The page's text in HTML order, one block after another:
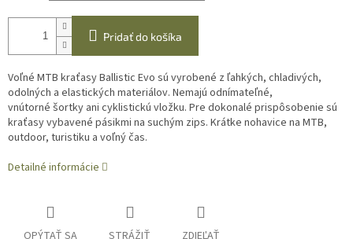
Pridať do košíka
Voľné MTB kraťasyBallistic Evo sú vyrobené z ľahkých, chladivých,
odolných a elastických materiálov. Nemajú odnímateľné,
vnútorné šortky ani cyklistickú vložku. Pre dokonalé prispôsobenie sú
kraťasy vybavené pásikmi na suchým zips. Krátke nohavice na MTB,
outdoor, turistiku a voľný čas.
Detailné informácie